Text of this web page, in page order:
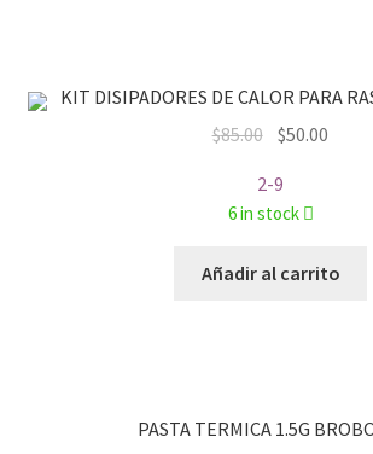
KIT DISIPADORES DE CALOR PARA
$85.00 Original
was:
$85.00.
$50.00
2-9
6 in stock
Añadir al carrito
PASTA TERMICA 1.5G